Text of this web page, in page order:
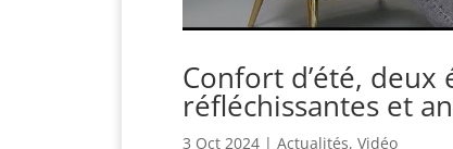
Confort d’été,
réfléchissantes et
3 Oct 2024 | Actualités, Vidéo